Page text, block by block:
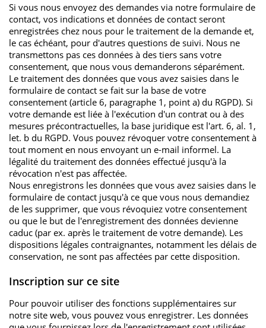
Anbieter TYPO3
Laufzeit 1 Woche
Zweck
Dieses Cookie ist ein Standard-
Session-Cookie von TYPO3. Es
speichert im Falle eines Benutzer-
Logins die Session-ID. So kann der
eingeloggte Benutzer
wiedererkannt werden und es wird
ihm Zugang zu geschützten
Bereichen gewährt.
Name cookie_optin
Anbieter TYPO3
Laufzeit 1 Jahr
Optin-Einstellungen.
Analytics & Performance
Diese Gruppe beinhaltet alle Skripte für analytisches
Tracking und zugehörige Cookies. Es hilft uns die
Nutzererfahrung der Website zu verbessern.
Name MATOMO_SESSID
Anbieter Matomo
Laufzeit Sitzungsdauer
Zweck
ID für die Sitzung. Diese wird von
Matomo genutzt um den
Websitebesucher für die Dauer des
Besuchs der Webseite zu
identifizieren.
Name _pk_id
Anbieter Matomo
Cookie-Informationen anzeigen
Externe Inhalte
Wir verwenden auf unserer Website externe Inhalte,
um Ihnen zusätzliche Informationen anzubieten.
Si vous nous envoyez des demandes via notre formulaire de
contact, vos indications et données de contact seront
enregistrées chez nous pour le traitement de la demande et,
le cas échéant, pour d'autres questions de suivi. Nous ne
transmettons pas ces données à des tiers sans votre
consentement, que nous vous demanderons séparément.
Le traitement des données que vous avez saisies dans le
formulaire de contact se fait sur la base de votre
consentement (article 6, paragraphe 1, point a) du RGPD). Si
votre demande est liée à l'exécution d'un contrat ou à des
mesures précontractuelles, la base juridique est l'art. 6, al. 1,
let. b du RGPD. Vous pouvez révoquer votre consentement à
tout moment en nous envoyant un e-mail informel. La
légalité du traitement des données effectué jusqu'à la
révocation n'est pas affectée.
Nous enregistrons les données que vous avez saisies dans le
formulaire de contact jusqu'à ce que vous nous demandiez
de les supprimer, que vous révoquiez votre consentement
ou que le but de l'enregistrement des données devienne
caduc (par ex. après le traitement de votre demande). Les
dispositions légales contraignantes, notamment les délais de
conservation, ne sont pas affectées par cette disposition.
Inscription sur ce site
Pour pouvoir utiliser des fonctions supplémentaires sur
notre site web, vous pouvez vous enregistrer. Les données